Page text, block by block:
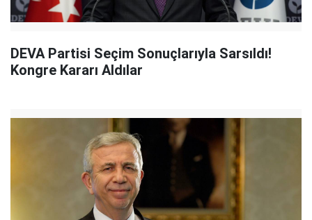
DEVA Partisi Seçim Sonuçlarıyla Sarsıldı!
Kongre Kararı Aldılar